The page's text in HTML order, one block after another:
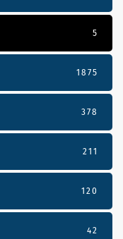
5
1875
378
211
120
42